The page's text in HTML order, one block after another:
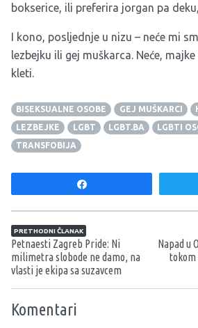
bokserice, ili preferira jorgan pa
I kono, posljednje u nizu – neće mi
lezbejku ili gej muškarca. Neće,
kleti.
BISEKSUALNE OSOBE GEJ MUŠKARCI
LEZBEJKE
LGBT LGBT.BA LGBTI
TRANSFOBIJA
Navigacija članaka
PRETHODNI ČLANAK
Petnaesti Zagreb Pride: Ni
milimetra slobode ne damo, na
vlasti je ekipa sa suzavcem
Napad u
tokom
Komentari